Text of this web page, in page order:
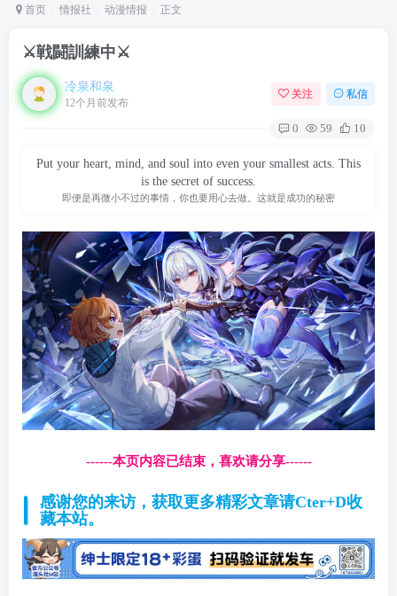
首页 情报社 动漫情报 正文
⚔戦闘訓練中⚔
冷泉和泉
12个月前发布
关注 私信
0 59 10
Put your heart, mind, and soul into even your smallest acts. This
is the secret of success.
即便是再微小不过的事情，你也要用心去做。这就是成功的秘密
------本页内容已结束，喜欢请分享------
感谢您的来访，获取更多精彩文章请Cter+D收
藏本站。